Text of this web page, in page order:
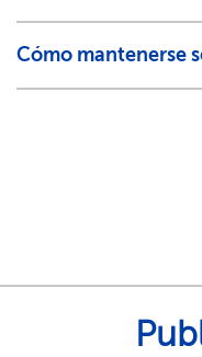
Cómo mantenerse